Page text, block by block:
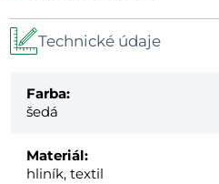
Technické údaje
Farba:
šedá
Materiál:
hliník, textil